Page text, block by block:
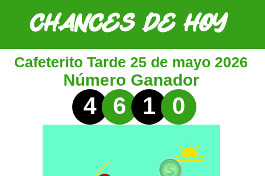
Cafeterito Tarde 25 de mayo 2026
Número Ganador
4 6 1 0